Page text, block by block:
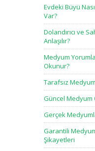
Evdeki Büyü
Var?
Dolandırıcı ve
Anlaşılır?
Medyum
Okunur?
Tarafsız
Güncel Medyum
Gerçek
Garantili
Şikayetleri